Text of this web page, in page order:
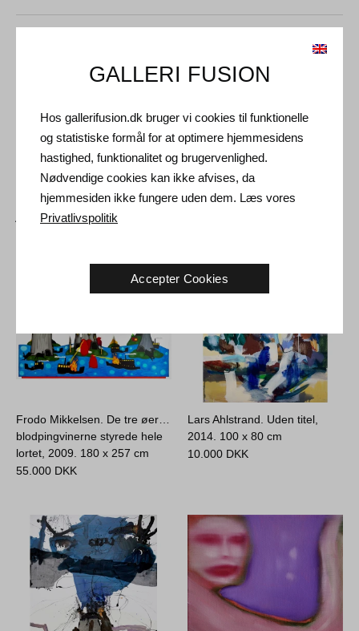
Medie: Glaseret stentøj med 24 karat guldtand
Størrelse: 27 x 22 cm
Andre Kunstværker
Frodo Mikkelsen. De tre øer…
blodpingvinerne styrede hele
lortet, 2009. 180 x 257 cm
55.000 DKK
Lars Ahlstrand. Uden titel,
2014. 100 x 80 cm
10.000 DKK
GALLERI FUSION
Hos gallerifusion.dk bruger vi cookies til funktionelle
og statistiske formål for at optimere hjemmesidens
hastighed, funktionalitet og brugervenlighed.
Nødvendige cookies kan ikke afvises, da
hjemmesiden ikke fungere uden dem. Læs vores
Privatlivspolitik
Accepter Cookies